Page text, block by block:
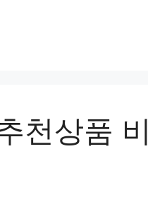
천상품 비